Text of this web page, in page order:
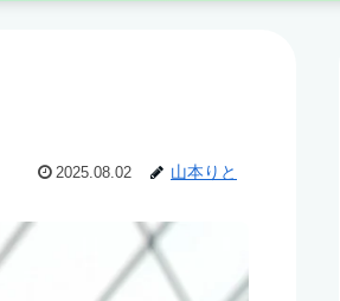
2025.08.02 山本りと